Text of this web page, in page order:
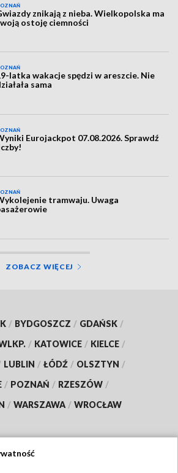
znikają z nieba. Wielkopolska ma
ostoję ciemności
latka wakacje spędzi w areszcie. Nie
sama
Eurojackpot 07.08.2026. Sprawdź
tramwaju. Uwaga
ZOBACZ WIĘCEJ
/ BYDGOSZCZ / GDAŃSK /
/ KATOWICE / KIELCE /
LUBLIN / ŁÓDŹ / OLSZTYN /
/ POZNAŃ / RZESZÓW /
/ WARSZAWA / WROCŁAW